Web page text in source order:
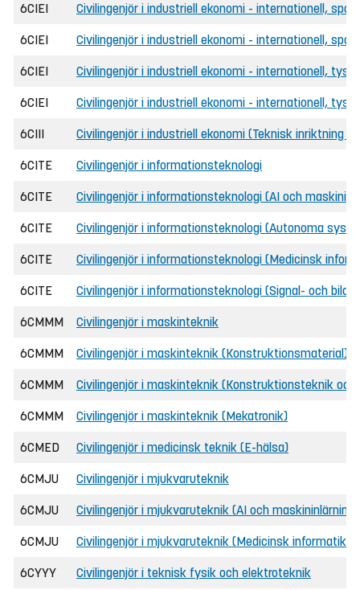
6CIEI Civilingenjör i industriell ekonomi - internationell,
6CIEI Civilingenjör i industriell ekonomi - internationell,
6CIEI Civilingenjör i industriell ekonomi - internationell, tyska
6CIEI Civilingenjör i industriell ekonomi - internationell,
6CIII Civilingenjör i industriell ekonomi (Teknisk inriktning
6CITE Civilingenjör i informationsteknologi
6CITE Civilingenjör i informationsteknologi (AI och
6CITE Civilingenjör i informationsteknologi (Autonoma
6CITE Civilingenjör i informationsteknologi (Medicinsk
6CITE Civilingenjör i informationsteknologi (Signal- och
6CMMM Civilingenjör i maskinteknik
6CMMM Civilingenjör i maskinteknik (Konstruktionsmaterial)
6CMMM Civilingenjör i maskinteknik (Konstruktionsteknik
6CMMM Civilingenjör i maskinteknik (Mekatronik)
6CMED Civilingenjör i medicinsk teknik (E-hälsa)
6CMJU Civilingenjör i mjukvaruteknik
6CMJU Civilingenjör i mjukvaruteknik (AI och maskininlärning)
6CMJU Civilingenjör i mjukvaruteknik (Medicinsk informatik)
6CYYY Civilingenjör i teknisk fysik och elektroteknik